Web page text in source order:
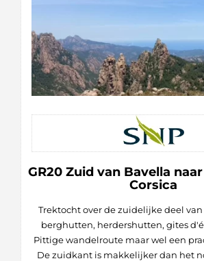
GR20 Zuid van Bavella
Corsica
Trektocht over de zuidelijke deel van
berghutten, herdershutten, gites
Pittige wandelroute maar wel een
De zuidkant is makkelijker dan het